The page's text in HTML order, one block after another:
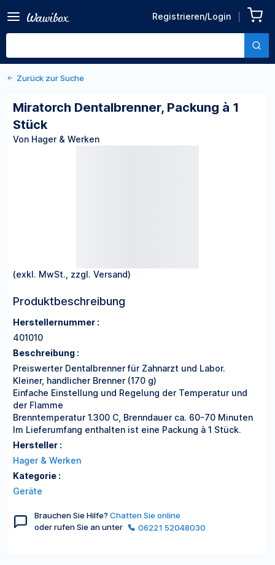
Registrieren/Login
Packung à 1 Stück
Von Hager & Werken
Zurück zu den Produktdetails
Zurück zur Suche
Miratorch Dentalbrenner, Packung à 1
Stück
Von Hager & Werken
(exkl. MwSt., zzgl. Versand)
Produktbeschreibung
Herstellernummer :
401010
Beschreibung :
Preiswerter Dentalbrenner für Zahnarzt und Labor.
Kleiner, handlicher Brenner (170 g)
Einfache Einstellung und Regelung der Temperatur und
der Flamme
Brenntemperatur 1.300 C, Brenndauer ca. 60-70 Minuten
Im Lieferumfang enthalten ist eine Packung à 1 Stück.
Hersteller :
Hager & Werken
Kategorie :
Geräte
Brauchen Sie Hilfe? Chatten Sie online
oder rufen Sie an unter
06221 52048030